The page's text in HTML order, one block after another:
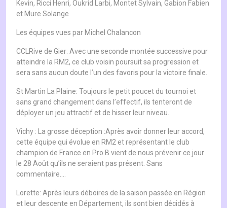
Kevin, Ricci Henri, Oukrid Larbi, Montet Sylvain, Gabion Fabien
et Mure Solange
Les équipes vues par Michel Chalancon
CCLRive de Gier: Avec une seconde montée successive pour
atteindre la RM2, ce club voisin poursuit sa progression et
sera sans aucun doute l’un des favoris pour la victoire finale.
St Martin La Plaine: Toujours le petit poucet du tournoi et
sans grand changement dans l’effectif, ils tenteront de
déployer un jeu attractif et de hisser leur niveau.
Vichy : La grosse déception :Après avoir donner leur accord,
cette équipe qui évolue en RM2 et représentant le club
champion de France en Pro B vient de nous prévenir ce jour
le 28 Août qu’ils ne seraient pas présent. Sans
commentaire….
Lorette: Après leurs déboires de la saison passée en Région
et leur descente en Département, ils sont bien décidés à